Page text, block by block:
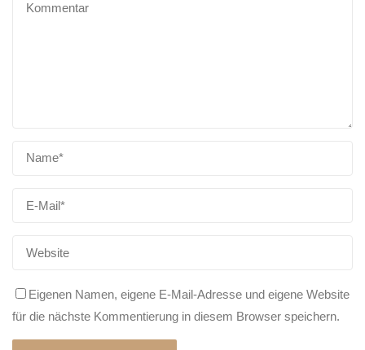
Eigenen Namen, eigene E-Mail-Adresse und eigene Website
für die nächste Kommentierung in diesem Browser speichern.